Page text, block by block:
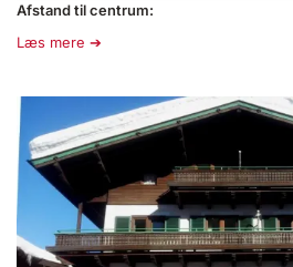
Afstand til centrum:
Læs mere